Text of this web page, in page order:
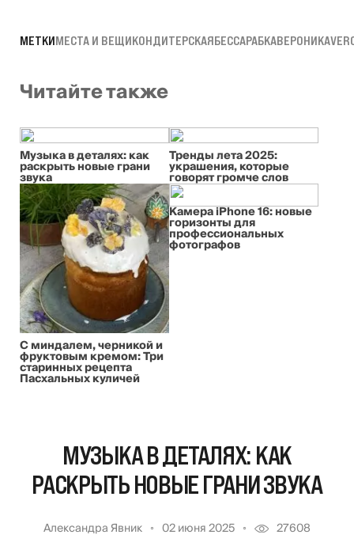
МЕТКИМЕСТА И ВЕЩИКОНДИТЕРСКАЯБЕССАРАБКАВЕРОНИКА
Читайте также
Музыка в деталях: как
раскрыть новые грани
звука
Тренды лета 2025:
украшения, которые
говорят громче слов
С миндалем, черникой и
фруктовым кремом: Три
старинных рецепта
Пасхальных куличей
Камера iPhone 16: новые
горизонты для
профессиональных
фотографов
МУЗЫКА В ДЕТАЛЯХ: КАК
РАСКРЫТЬ НОВЫЕ ГРАНИ ЗВУКА
Александра Явник 02 июня 2025 27608